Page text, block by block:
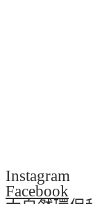
Instagram
Facebook